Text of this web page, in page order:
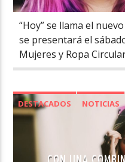
“Hoy” se llama el
se presentará el
Mujeres y Ropa
DESTACADOS NOTICIAS